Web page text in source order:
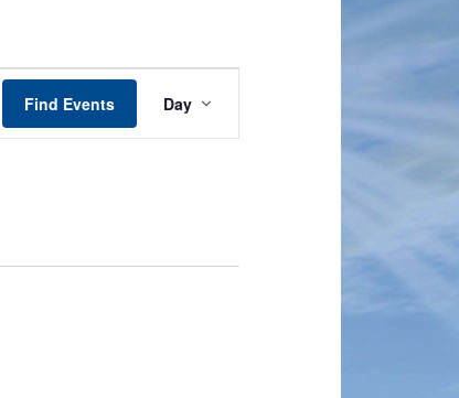
Find Events
Views
Day